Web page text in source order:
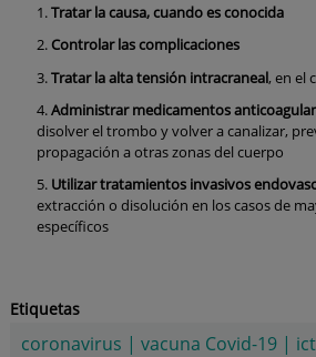
Tratar la causa, cuando es conocida
Controlar las complicaciones
Tratar la alta tensión intracraneal, en el
Administrar medicamentos
disolver el trombo y volver a canalizar,
propagación a otras zonas del cuerpo
Utilizar tratamientos invasivos
extracción o disolución en los casos de
específicos
Etiquetas
coronavirus | vacuna Covid-19|